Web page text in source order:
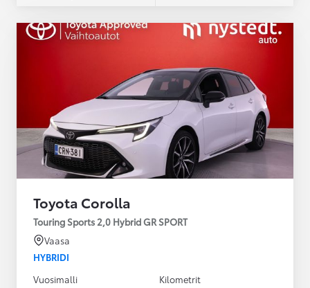
Toyota Corolla
Touring Sports 2,0 Hybrid GR SPORT
Vaasa
HYBRIDI
Vuosimalli
Kilometrit